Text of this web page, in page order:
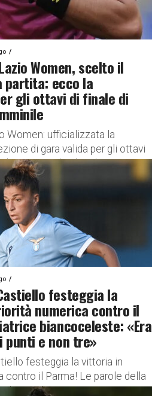
Women, scelto il
ecco la
gli ottavi di finale di
Women: ufficializzata la
di gara valida per gli ottavi
Femminile L’AIA ha
festeggia la
numerica contro il
biancoceleste: «Era
punti e non tre»
festeggia la vittoria in
contro il Parma! Le parole della
Altro successo